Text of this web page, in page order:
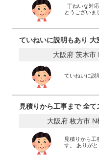
丁ねいな対応をして頂き 大変満足して います。ありが
とうございま
ていねいに説明もあり 大
大阪府 茨木市
ていねいに説
見積りから工事まで 全
大阪府 枚方市 N
見積りから工
す。 あり